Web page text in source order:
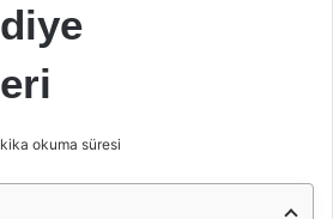
okuma süresi